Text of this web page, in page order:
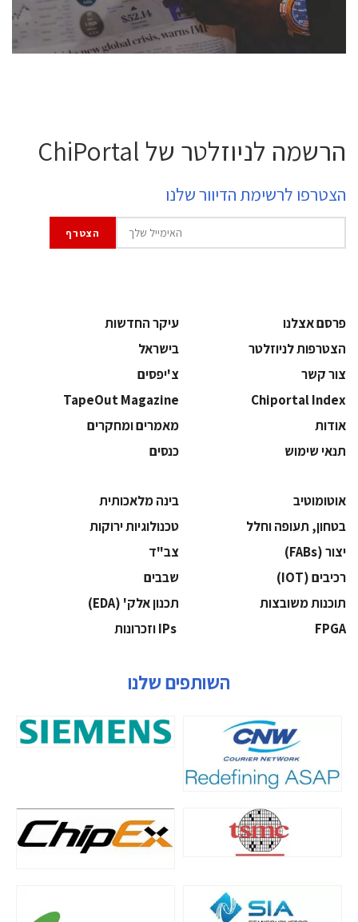
לחץ לפרטים
הרשמה לניוזלטר של ChiPortal
הצטרפו לרשימת הדיוור שלנו
פרסם אצלנו
עיקר החדשות
הצטרפות לניוזלטר
בישראל
צור קשר
צ'יפסים
Chiportal Index
TapeOut Magazine
אודות
מאמרים ומחקרים
תנאי שימוש
כנסים
אוטומוטיב
בינה מלאכותית
בטחון, תעופה וחלל
‫טכנולוגיות ירוקות‬
‫יצור (‪(FABs‬‬
‫צב"ד‬
‫רכיבים‬ (IOT)
‫שבבים‬
‫תוכנות משובצות‬
‫תכנון אלק' (‪(EDA‬‬
‫‪FPGA‬‬
השותפים שלנו